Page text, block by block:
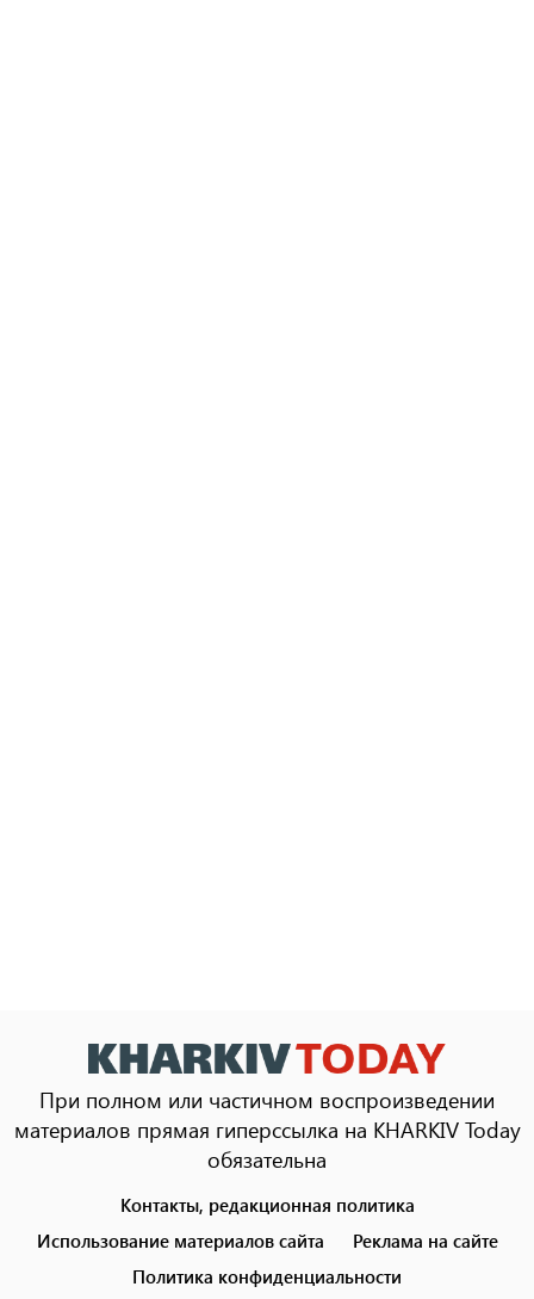
При полном или частичном воспроизведении
материалов прямая гиперссылка на KHARKIV Today
обязательна
menu
Контакты, редакционная политика
Использование материалов сайта
Реклама на сайте
Политика конфиденциальности